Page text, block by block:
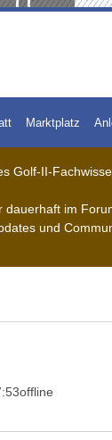
Marktplatz
Golf-II-
im
und
offline